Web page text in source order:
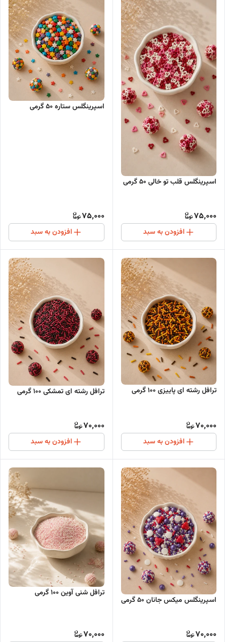
اسپرینگلس قلب تو خالی ۵۰ گرمی
75,000
افزودن به سبد
اسپرینگلس ستاره ۵۰ گرمی
75,000
افزودن به سبد
ترافل رشته ای پاییزی ۱۰۰ گرمی
70,000
افزودن به سبد
ترافل رشته ای تمشکی ۱۰۰ گرمی
70,000
افزودن به سبد
اسپرینگلس میکس جانان ۵۰ گرمی
70,000
ترافل شنی آوین ۱۰۰ گرمی
70,000